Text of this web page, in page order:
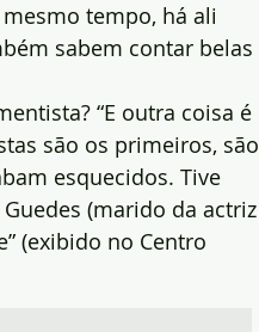
tempo, há ali
sabem contar belas
“E outra coisa é
são os primeiros, são
esquecidos. Tive
(marido da actriz
(exibido no Centro